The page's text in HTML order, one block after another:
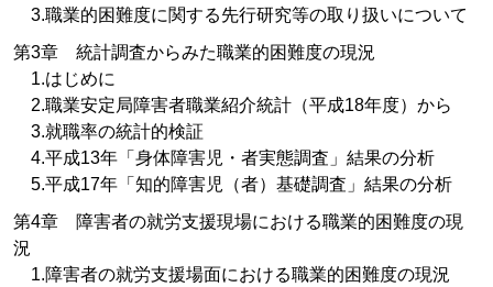
3.職業的困難度に関する先行研究等の取り扱いについて
第3章 統計調査からみた職業的困難度の現況
1.はじめに
2.職業安定局障害者職業紹介統計（平成18年度）から
3.就職率の統計的検証
4.平成13年「身体障害児・者実態調査」結果の分析
5.平成17年「知的障害児（者）基礎調査」結果の分析
第4章 障害者の就労支援現場における職業的困難度の現
況
1.障害者の就労支援場面における職業的困難度の現況